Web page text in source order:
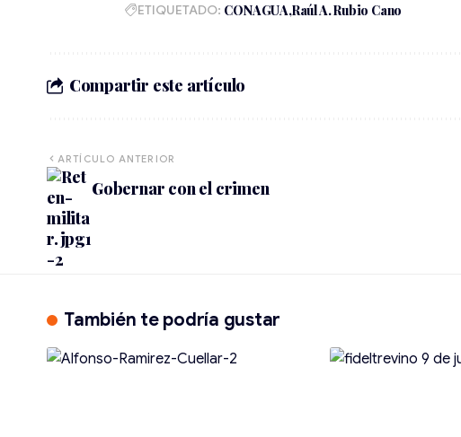
ETIQUETADO: CONAGUA Raúl A. Rubio Cano
Compartir este artículo
ARTÍCULO ANTERIOR
Gobernar con el crimen
También te podría gustar